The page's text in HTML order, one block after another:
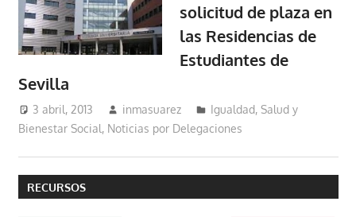
solicitud de plaza en
las Residencias de
Estudiantes de
Sevilla
3 abril, 2013 inmasuarez
Igualdad, Salud y
Bienestar Social, Noticias por Delegaciones
RECURSOS